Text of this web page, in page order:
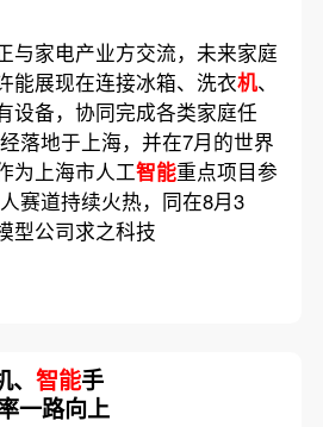
与家电产业方交流，未来家庭
能展现在连接冰箱、洗衣机、
设备，协同完成各类家庭任
落地于上海，并在7月的世界
为上海市人工智能重点项目参
赛道持续火热，同在8月3
型公司求之科技
智能手
一路向上